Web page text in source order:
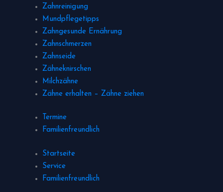
Zahnreinigung
Mundpflegetipps
Zahngesunde Ernährung
Zahnschmerzen
Zahnseide
Zähneknirschen
Milchzähne
Zähne erhalten – Zähne ziehen
Termine
Familienfreundlich
Startseite
Service
Familienfreundlich